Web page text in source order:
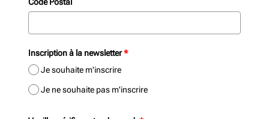
Inscription à la newsletter*
Je souhaite m'inscrire
Je ne souhaite pas m'inscrire